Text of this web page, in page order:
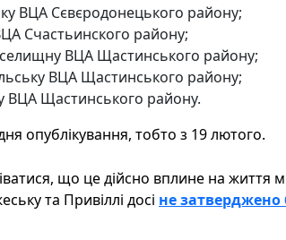
ВЦА Сєвєродонецького району;
Счастьинского району;
ВЦА Щастинського району;
ВЦА Щастинського району;
ВЦА Щастинського району.
опублікування, тобто з 19 лютого.
що це дійсно вплине на життя
та Привіллі досі не